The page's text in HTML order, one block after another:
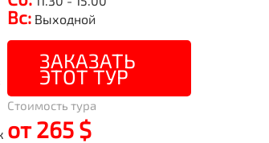
Вс:Выходной
ЗАКАЗАТЬ
ЭТОТ ТУР
Стоимость тура
от 265 $